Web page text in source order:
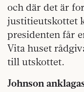
och där det är
justitieutskottet
presidenten får
Vita huset
till utskottet.
Johnson